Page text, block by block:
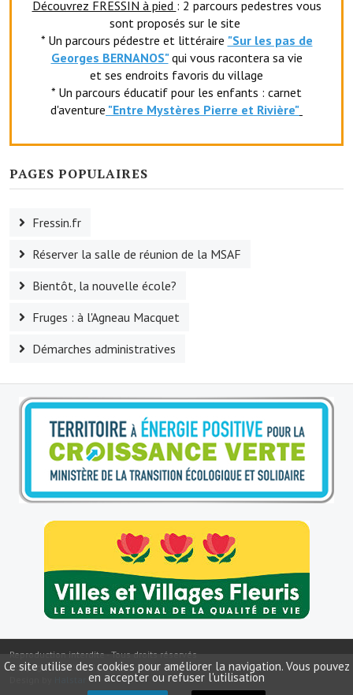
Découvrez FRESSIN à pied : 2 parcours pedestres vous
sont proposés sur le site
* Un parcours pédestre et littéraire "Sur les pas de
Georges BERNANOS" qui vous racontera sa vie
et ses endroits favoris du village
* Un parcours éducatif pour les enfants : carnet
d'aventure "Entre Mystères Pierre et Rivière"
PAGES POPULAIRES
Fressin.fr
Réserver la salle de réunion de la MSAF
Bientôt, la nouvelle école?
Fruges : à l'Agneau Macquet
Démarches administratives
Reproduction interdite - Tous droits réservés
Copyright ©2026 Mairie de Fressin
Ce site utilise des cookies pour améliorer la navigation. Vous pouvez
en accepter ou refuser l'utilisation